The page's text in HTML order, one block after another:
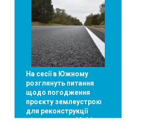
На сесії в Южному
розглянуть питання
щодо погодження
проєкту землеустрою
для реконструкції
ділянки траси М-14